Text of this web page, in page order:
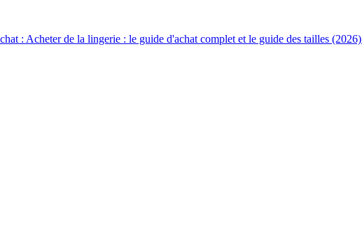
: Acheter de la lingerie : le guide d'achat complet et le guide des tailles (2026)